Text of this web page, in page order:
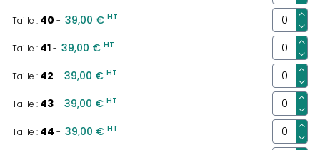
Taille : 40 - 39,00 € HT
Taille : 41- 39,00 € HT
Taille : 42 - 39,00 € HT
Taille : 43- 39,00 € HT
Taille : 44 - 39,00 € HT